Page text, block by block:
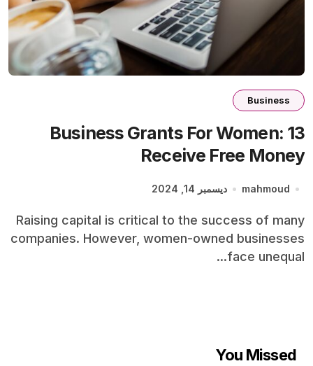
Business
13 Business Grants For Women:
Receive Free Money
mahmoud ديسمبر 14, 2024
Raising capital is critical to the success of many
companies. However, women-owned businesses
face unequal...
You Missed